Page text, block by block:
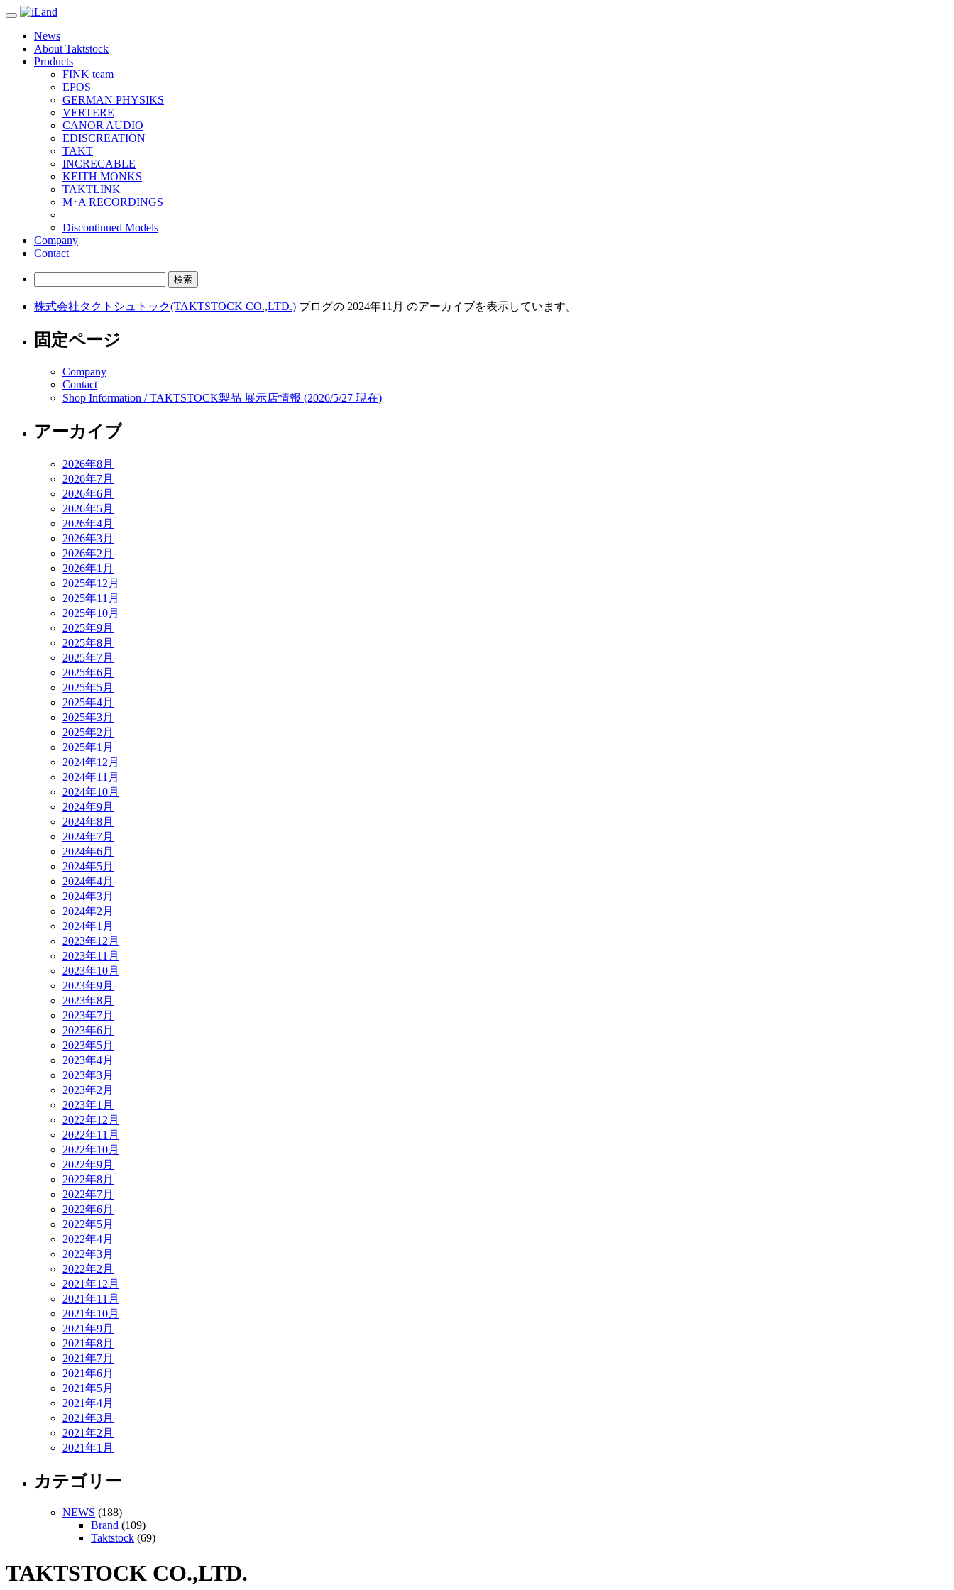
Toggle
navigationNews
About Taktstock
Products
FINK team
EPOS
GERMAN PHYSIKS
VERTERE
CANOR AUDIO
EDISCREATION
TAKT
INCRECABLE
KEITH MONKS
TAKTLINK
M･A RECORDINGS
Discontinued Models
Company
Contact
株式会社タクトシュトック(TAKTSTOCK CO.,LTD.) ブログの 2024年11月 のアーカイブを表示しています。
固定ページ
Company
Contact
Shop Information / TAKTSTOCK製品 展示店情報 (2026/5/27 現在)
アーカイブ
2026年8月
2026年7月
2026年6月
2026年5月
2026年4月
2026年3月
2026年2月
2026年1月
2025年12月
2025年11月
2025年10月
2025年9月
2025年8月
2025年7月
2025年6月
2025年5月
2025年4月
2025年3月
2025年2月
2025年1月
2024年12月
2024年11月
2024年10月
2024年9月
2024年8月
2024年7月
2024年6月
2024年5月
2024年4月
2024年3月
2024年2月
2024年1月
2023年12月
2023年11月
2023年10月
2023年9月
2023年8月
2023年7月
2023年6月
2023年5月
2023年4月
2023年3月
2023年2月
2023年1月
2022年12月
2022年11月
2022年10月
2022年9月
2022年8月
2022年7月
2022年6月
2022年5月
2022年4月
2022年3月
2022年2月
2021年12月
2021年11月
2021年10月
2021年9月
2021年8月
2021年7月
2021年6月
2021年5月
2021年4月
2021年3月
2021年2月
2021年1月
カテゴリー
NEWS (188)
Brand (109)
Taktstock (69)
TAKTSTOCK CO.,LTD.